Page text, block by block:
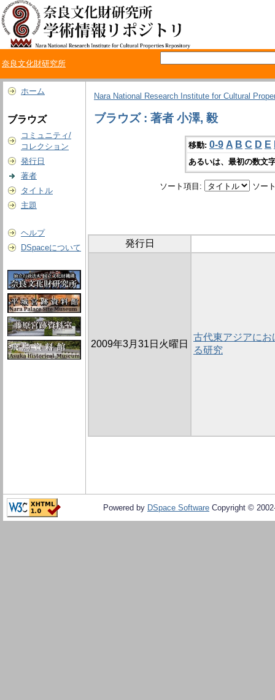
奈良文化財研究所
ホーム
ブラウズ
コミュニティ/
コレクション
発行日
著者
タイトル
主題
ヘルプ
DSpaceについて
Nara National Research Institute for Cultural
ブラウズ : 著者 小澤, 毅
移動: 0-9 A B C D E
あるいは、最初の数文
ソート項目: ソー
発行日
2009年3月31日火曜日
古代東アジアに
る研究
Powered by DSpace Software Copyright ©